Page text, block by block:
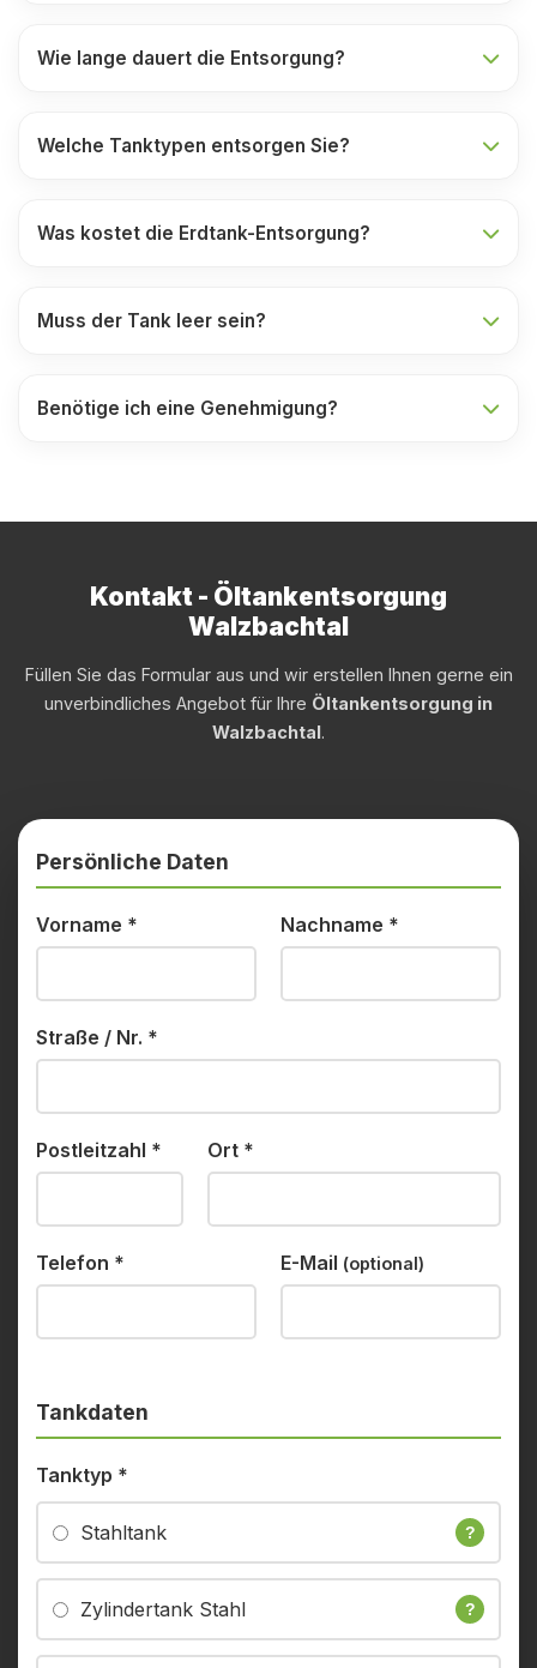
Wie lange dauert die Entsorgung?
Welche Tanktypen entsorgen Sie?
Was kostet die Erdtank-Entsorgung?
Muss der Tank leer sein?
Benötige ich eine Genehmigung?
Kontakt - Öltankentsorgung
Walzbachtal
Füllen Sie das Formular aus und wir erstellen Ihnen gerne ein
unverbindliches Angebot für Ihre Öltankentsorgung in
Walzbachtal.
Persönliche Daten
Vorname * Nachname *
Straße / Nr. *
Postleitzahl * Ort *
Telefon * E-Mail (optional)
Tankdaten
Tanktyp *
Stahltank ?
Zylindertank Stahl ?